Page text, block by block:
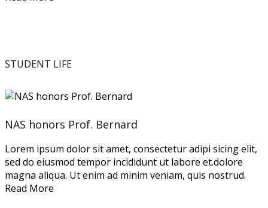
STUDENT LIFE
NAS honors Prof. Bernard
Lorem ipsum dolor sit amet, consectetur adipi sicing elit,
sed do eiusmod tempor incididunt ut labore et.dolore
magna aliqua. Ut enim ad minim veniam, quis nostrud.
Read More